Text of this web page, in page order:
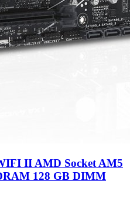
II AMD Socket AM5
128 GB DIMM